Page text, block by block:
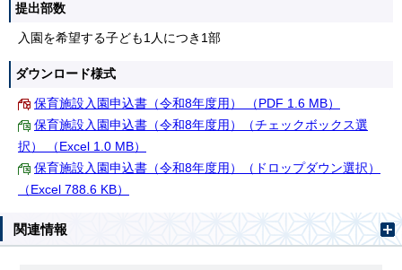
提出部数
入園を希望する子ども1人につき1部
ダウンロード様式
保育施設入園申込書（令和8年度用） （PDF 1.6 MB）
保育施設入園申込書（令和8年度用）（チェックボックス選
択） （Excel 1.0 MB）
保育施設入園申込書（令和8年度用）（ドロップダウン選択）
（Excel 788.6 KB）
関連情報